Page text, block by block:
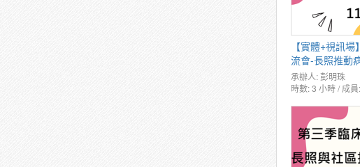
【實體+視訊
流會-長照推動
承辦人:彭明珠
時數: 3 小時 / 成